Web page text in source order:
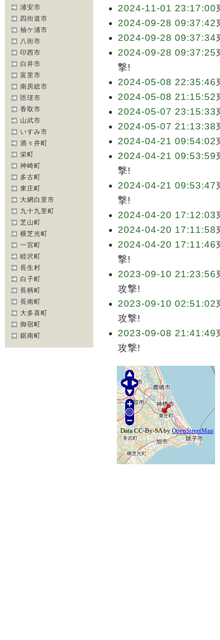
浦安市
四街道市
袖ケ浦市
八街市
印西市
白井市
富里市
南房総市
匝瑳市
香取市
山武市
いすみ市
酒々井町
栄町
神崎町
多古町
東庄町
大網白里市
九十九里町
芝山町
横芝光町
一宮町
睦沢町
長生村
白子町
長柄町
長南町
大多喜町
御宿町
鋸南町
2024-11-01 23:17:00
2024-09-28 09:37:42
2024-09-28 09:37:34
2024-09-28 09:37:25
撃!
2024-05-08 22:35:46
2024-05-08 21:15:52
2024-05-07 23:15:33
2024-05-07 21:13:38
2024-04-21 09:54:02
2024-04-21 09:53:59
撃!
2024-04-21 09:53:47
撃!
2024-04-20 17:12:03
2024-04-20 17:11:58
2024-04-20 17:11:46
撃!
2023-09-10 21:23:56
攻撃!
2023-09-10 02:51:02
攻撃!
2023-09-08 21:41:49
攻撃!